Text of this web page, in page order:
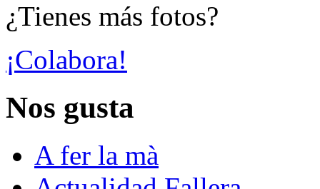
¿Tienes más fotos?
¡Colabora!
Nos gusta
A fer la mà